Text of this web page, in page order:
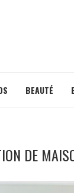
BEAUTÉ
DE